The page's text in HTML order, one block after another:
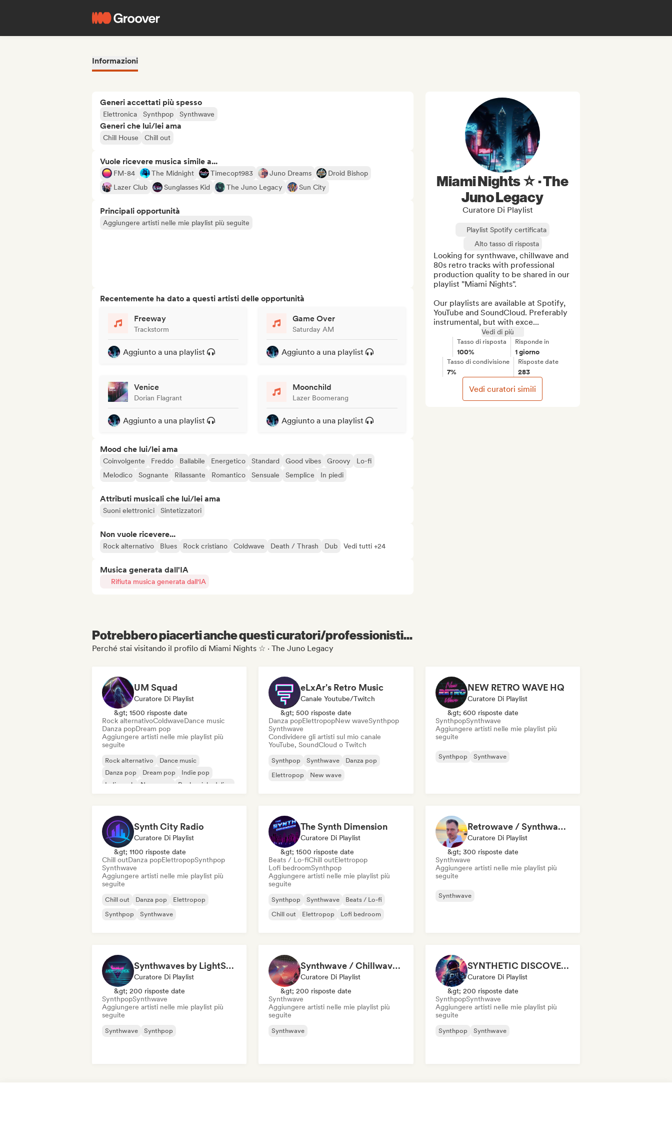
Informazioni
Generi accettati più spesso
Elettronica Synthpop Synthwave
Generi che lui/lei ama
Chill House Chill out
Vuole ricevere musica simile a...
FM-84 The Midnight Timecop1983 Juno Dreams
Droid Bishop
Lazer Club
Sunglasses Kid The Juno Legacy Sun City
Principali opportunità
Aggiungere artisti nelle mie playlist più seguite
Recentemente ha dato a questi artisti delle opportunità
Freeway
Trackstorm
Aggiunto a una playlist
Game Over
Saturday AM
Aggiunto a una playlist
Venice
Dorian Flagrant
Aggiunto a una playlist
Moonchild
Lazer Boomerang
Aggiunto a una playlist
Mood che lui/lei ama
Coinvolgente Freddo Ballabile Energetico Standard Good vibes Groovy
Lo-fi
Melodico
Sognante Rilassante Romantico Sensuale Semplice In piedi
Attributi musicali che lui/lei ama
Suoni elettronici Sintetizzatori
Non vuole ricevere...
Rock alternativo Blues Rock cristiano Coldwave Death / Thrash Dub Vedi tutti +24
Musica generata dall'IA
Rifiuta musica generata dall'IA
Miami Nights ☆ · The
Juno Legacy
Curatore Di Playlist
Playlist Spotify certificata
Alto tasso di risposta
Looking for synthwave, chillwave and
80s retro tracks with professional
production quality to be shared in our
playlist "Miami Nights".
Our playlists are available at Spotify,
YouTube and SoundCloud. Preferably
instrumental, but with exce...
Vedi di più
Tasso di risposta
100%
Risponde in
1 giorno
Tasso di condivisione
7%
Risposte date
283
Vedi curatori simili
Potrebbero piacerti anche questi curatori/professionisti...
Perché stai visitando il profilo di Miami Nights ☆ · The Juno Legacy
UM Squad
Curatore Di Playlist
&gt; 1500 risposte date
Rock alternativoColdwaveDance music
Danza popDream pop
Aggiungere artisti nelle mie playlist più
seguite
Rock alternativo
Dance music
Danza pop
Dream pop
Indie pop
Indie rock
New wave Rock psichedelico
eLxAr's Retro Music
Canale Youtube/Twitch
&gt; 500 risposte date
Danza popElettropopNew waveSynthpop
Synthwave
Condividere gli artisti sul mio canale
YouTube, SoundCloud o Twitch
Synthpop Synthwave
Danza pop
Elettropop
New wave
NEW RETRO WAVE HQ
Curatore Di Playlist
&gt; 600 risposte date
SynthpopSynthwave
Aggiungere artisti nelle mie playlist più
seguite
Synthpop Synthwave
Synth City Radio
Curatore Di Playlist
&gt; 1100 risposte date
Chill outDanza popElettropopSynthpop
Synthwave
Aggiungere artisti nelle mie playlist più
seguite
Chill out Danza pop
Elettropop
Synthpop
Synthwave
The Synth Dimension
Curatore Di Playlist
&gt; 1500 risposte date
Beats / Lo-fiChill outElettropop
Lofi bedroomSynthpop
Aggiungere artisti nelle mie playlist più
seguite
Synthpop Synthwave
Beats / Lo-fi
Chill out
Elettropop Lofi bedroom
Retrowave / Synthwave music by Lavaros
Curatore Di Playlist
&gt; 300 risposte date
Synthwave
Aggiungere artisti nelle mie playlist più
seguite
Synthwave
Synthwaves by LightSource
Curatore Di Playlist
&gt; 200 risposte date
SynthpopSynthwave
Aggiungere artisti nelle mie playlist più
seguite
Synthwave Synthpop
Synthwave / Chillwave by ØRBITA
Curatore Di Playlist
&gt; 200 risposte date
Synthwave
Aggiungere artisti nelle mie playlist più
seguite
Synthwave
SYNTHETIC DISCOVERIES
Curatore Di Playlist
&gt; 200 risposte date
SynthpopSynthwave
Aggiungere artisti nelle mie playlist più
seguite
Synthpop Synthwave